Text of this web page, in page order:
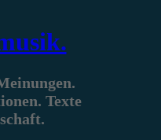
Texte